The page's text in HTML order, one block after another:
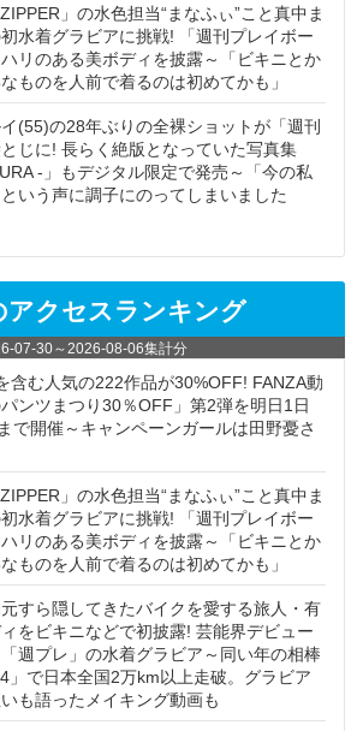
ZIPPER」の水色担当“まなふぃ”こと真中ま
水着グラビアに挑戦! 「週刊プレイボー
リのある美ボディを披露～「ビキニとか
ものを人前で着るのは初めてかも」
(55)の28年ぶりの全裸ショットが「週刊
じに! 長らく絶版となっていた写真集
-」もデジタル限定で発売～「今の私
いう声に調子にのってしまいました
アクセスランキング
07-30～2026-08-06集計分
含む人気の222作品が30%OFF! FANZA動
ンツまつり30％OFF」第2弾を明日1日
で開催～キャンペーンガールは田野憂さ
ZIPPER」の水色担当“まなふぃ”こと真中ま
水着グラビアに挑戦! 「週刊プレイボー
リのある美ボディを披露～「ビキニとか
ものを人前で着るのは初めてかも」
すら隠してきたバイクを愛する旅人・有
をビキニなどで初披露! 芸能界デビュー
週プレ」の水着グラビア～同い年の相棒
」で日本全国2万km以上走破。グラビア
も語ったメイキング動画も